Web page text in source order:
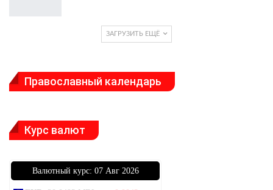
ЗАГРУЗИТЬ ЕЩЁ
Православный календарь
Курс валют
Bалютный курс: 07 Авг 2026